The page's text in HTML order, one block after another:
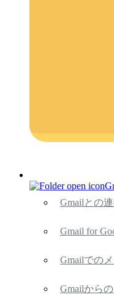
Gmailとの
Gmail for
Gmailでの
Gmailから